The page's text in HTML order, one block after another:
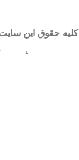
کلیه حقوق این
فیس